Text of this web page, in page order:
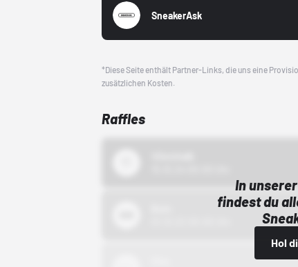
SneakerAsk
*Diese Seite enthält Partner-Links, die uns eine
zusätzlichen Kosten.
Raffles
In
findest du
Hol